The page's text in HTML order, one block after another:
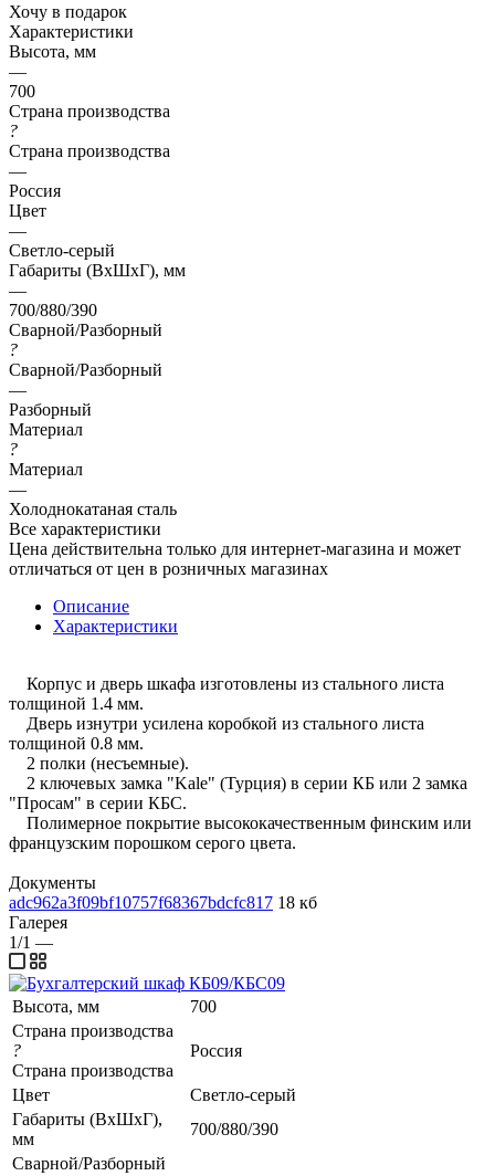
Хочу в подарок
Характеристики
Высота, мм
—
700
Страна производства
?
Страна производства
—
Россия
Цвет
—
Светло-серый
Габариты (ВхШхГ), мм
—
700/880/390
Сварной/Разборный
?
Сварной/Разборный
—
Разборный
Материал
?
Материал
—
Холоднокатаная сталь
Все характеристики
Цена действительна только для интернет-магазина и может
отличаться от цен в розничных магазинах
Описание
Характеристики
Корпус и дверь шкафа изготовлены из стального листа
толщиной 1.4 мм.
Дверь изнутри усилена коробкой из стального листа
толщиной 0.8 мм.
2 полки (несъемные).
2 ключевых замка "Kale" (Турция) в серии КБ или 2 замка
"Просам" в серии КБС.
Полимерное покрытие высококачественным финским или
французским порошком серого цвета.
Документы
adc962a3f09bf10757f68367bdcfc817 18 кб
Галерея
1/1 —
Высота, мм
700
Страна производства
?
Страна производства
Россия
Цвет
Светло-серый
Габариты (ВхШхГ),
мм
700/880/390
Сварной/Разборный